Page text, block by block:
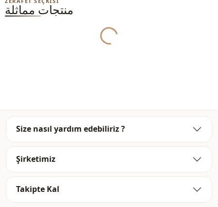
منتجات مماثلة
Yukleniyor...
Size nasıl yardım edebiliriz ?
Şirketimiz
Takipte Kal